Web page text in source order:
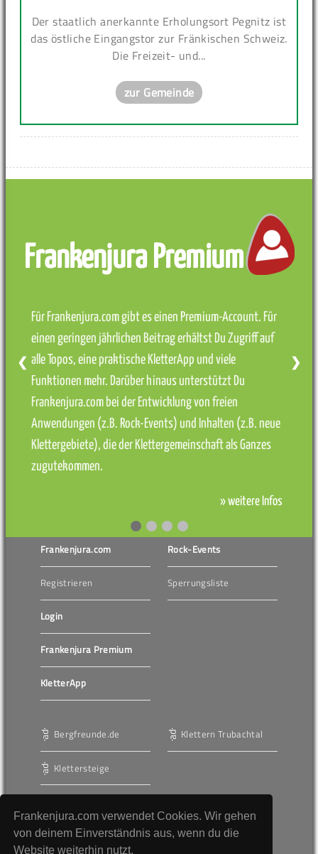
Frankenjura.com verwendet Cookies. Wir gehen
von deinem Einverständnis aus, wenn du die
Website weiterhin nutzt.
Der staatlich anerkannte Erholungsort Pegnitz ist
das östliche Eingangstor zur Fränkischen Schweiz.
Die Freizeit- und...
zur Gemeinde
Frankenjura Premium
Für Frankenjura.com gibt es einen Premium-Account. Für
einen geringen jährlichen Beitrag erhältst Du Zugriff auf
alle Topos, eine praktische KletterApp und viele
Funktionen mehr. Darüber hinaus unterstützt Du
Frankenjura.com bei der Entwicklung von freien
Anwendungen (z.B. Rock-Events) und Inhalten (z.B. neue
Klettergebiete), die der Klettergemeinschaft als Ganzes
zugutekommen.
» weitere Infos
❮ ❯
Frankenjura.com
Registrieren
Login
Frankenjura Premium
KletterApp
Rock-Events
Sperrungsliste
Bergfreunde.de
Klettersteige
Klettern Trubachtal
Werbung